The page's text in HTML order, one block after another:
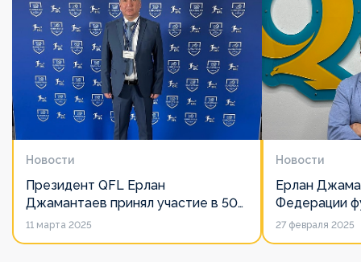
Новости
Президент QFL Ерлан
Джамантаев принял участие в 50-
м Общем собрании Европейских
11 марта 2025
Новости
Ерлан
Федерации
дорожит
27 февраля 2025